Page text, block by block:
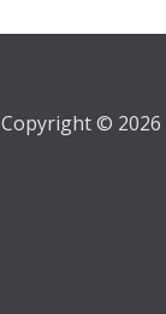
Copyright © 2026